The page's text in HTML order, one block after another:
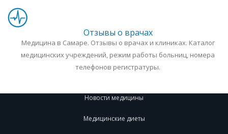
Отзывы о врачах
Медицина в Самаре. Отзывы о врачах и клиниках. Каталог
медицинских учреждений, режим работы больниц, номера
телефонов регистратуры.
Новости медицины
Медицинские диеты